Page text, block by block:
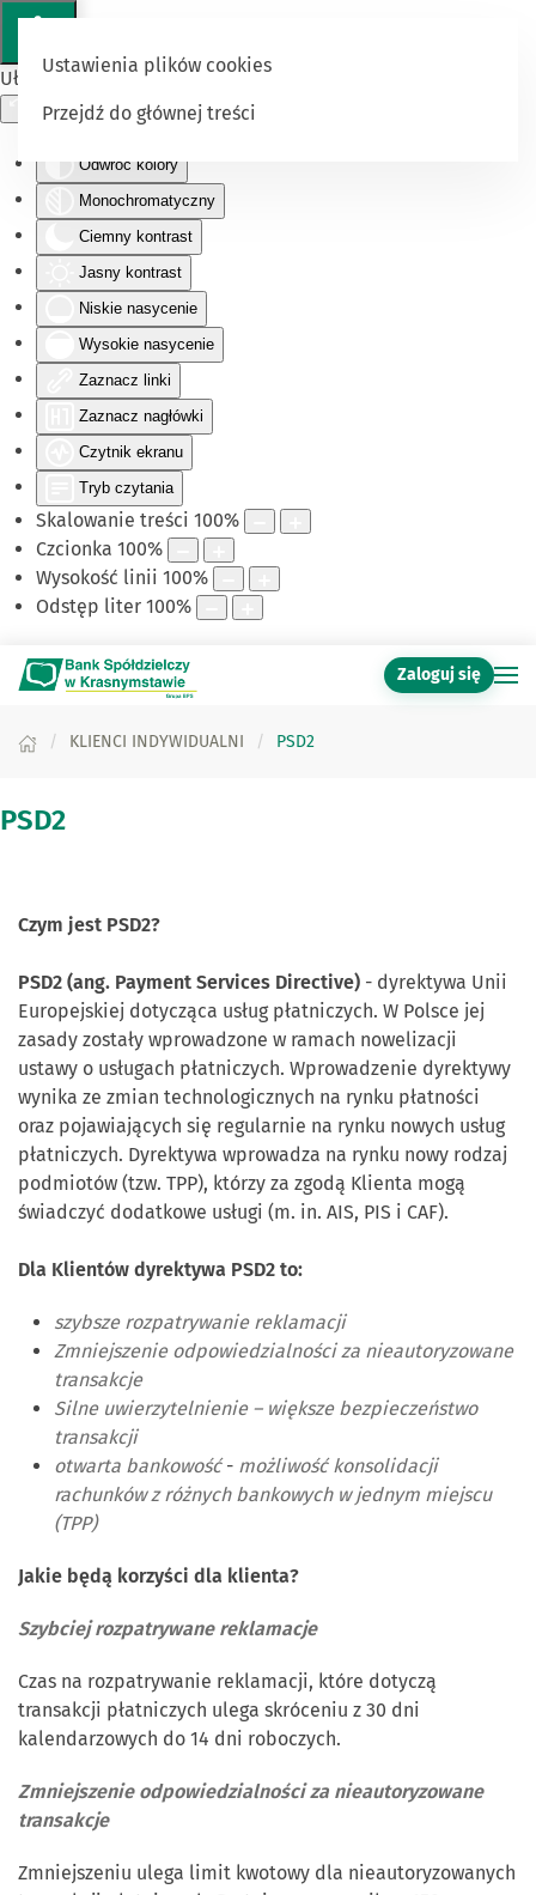
Ułatwienia dostępu
Odwróć kolory
Monochromatyczny
Ciemny kontrast
Jasny kontrast
Niskie nasycenie
Wysokie nasycenie
Zaznacz linki
Zaznacz nagłówki
Czytnik ekranu
Tryb czytania
Skalowanie treści 100%
Czcionka 100%
Wysokość linii 100%
Odstęp liter 100%
Ustawienia plików cookies
Przejdź do głównej treści
Zaloguj się
KLIENCI INDYWIDUALNI PSD2
PSD2
Czym jest PSD2?
PSD2 (ang. Payment Services Directive) - dyrektywa Unii
Europejskiej dotycząca usług płatniczych. W Polsce jej
zasady zostały wprowadzone w ramach nowelizacji
ustawy o usługach płatniczych. Wprowadzenie dyrektywy
wynika ze zmian technologicznych na rynku płatności
oraz pojawiających się regularnie na rynku nowych usług
płatniczych. Dyrektywa wprowadza na rynku nowy rodzaj
podmiotów (tzw. TPP), którzy za zgodą Klienta mogą
świadczyć dodatkowe usługi (m. in. AIS, PIS i CAF).
Dla Klientów dyrektywa PSD2 to:
szybsze rozpatrywanie reklamacji
Zmniejszenie odpowiedzialności za nieautoryzowane
transakcje
Silne uwierzytelnienie – większe bezpieczeństwo
transakcji
otwarta bankowość- możliwość konsolidacji
rachunków z różnych bankowych w jednym miejscu
(TPP)
Jakie będą korzyści dla klienta?
Szybciej rozpatrywane reklamacje
Czas na rozpatrywanie reklamacji, które dotyczą
transakcji płatniczych ulega skróceniu z 30 dni
kalendarzowych do 14 dni roboczych.
Zmniejszenie odpowiedzialności za nieautoryzowane
transakcje
Zmniejszeniu ulega limit kwotowy dla nieautoryzowanych